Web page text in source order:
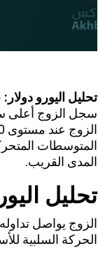
تحليل اليورو دولار:
المتوسطات
المدى القريب.
تحليل
الزوج يواصل
الحركة السلبية